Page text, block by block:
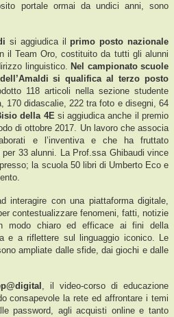
portale ormai da undici anni, sono
si aggiudica il primo posto nazionale
il Team Oro, costituito da tutti gli alunni
linguistico. Nel campionato scuole
si qualifica al terzo posto
118 articoli nella sezione studente
170 didascalie, 222 tra foto e disegni, 64
della 4Esi aggiudica anche il premio
di ottobre 2017. Un lavoro che associa
e l’inventiva e che ha fruttato
per 33 alunni. La Prof.ssa Ghibaudi vince
la scuola 50 libri di Umberto Eco e
interagire con una piattaforma digitale,
contestualizzare fenomeni, fatti, notizie
modo chiaro ed efficace ai fini della
e a riflettere sul linguaggio iconico. Le
ampliate dalle sfide, dai giochi e dalle
, il video-corso di educazione
consapevole la rete ed affrontare i temi
password, agli acquisti online e tanto